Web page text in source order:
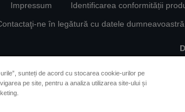
Impressum Identificarea conformității
ne în legătură cu datele dumneavoastră
sunteți de acord cu stocarea cookie-urilor pe
pe site, pentru a analiza utilizarea site-ului și